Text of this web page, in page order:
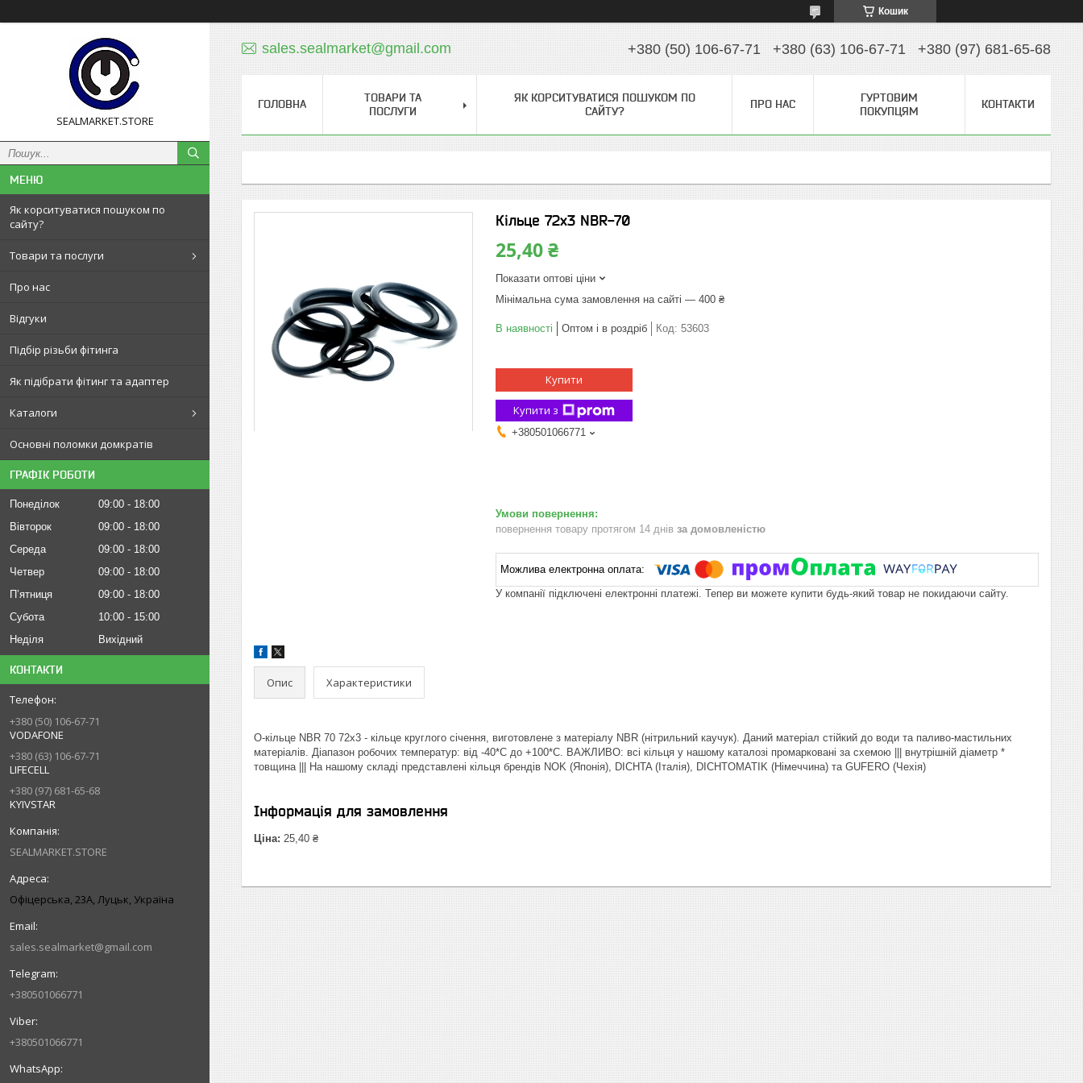
Кошик
SEALMARKET.STORE
Як корситуватися пошуком по
сайту?
Товари та послуги
Про нас
Відгуки
Підбір різьби фітинга
Як підібрати фітинг та адаптер
Каталоги
Основні поломки домкратів
ГРАФІК РОБОТИ
Понеділок 09:00
18:00
Вівторок
09:00
18:00
Середа
09:00
18:00
Четвер
09:00
18:00
Пʼятниця
09:00
18:00
Субота
10:00
15:00
Неділя
Вихідний
КОНТАКТИ
+380 (50) 106-67-71
VODAFONE
+380 (63) 106-67-71
LIFECELL
+380 (97) 681-65-68
KYIVSTAR
SEALMARKET.STORE
Офіцерська, 23А, Луцьк, Україна
sales.sealmarket@gmail.com
+380501066771
+380501066771
sales.sealmarket@gmail.com +380 (50) 106-67-71 +380 (63) 106-67-71 +380 (97) 681-65-68
ГОЛОВНА
ТОВАРИ ТА
ПОСЛУГИ
ЯК КОРСИТУВАТИСЯ ПОШУКОМ ПО
САЙТУ?
ПРО НАС
ГУРТОВИМ
ПОКУПЦЯМ
КОНТАКТИ
Кільце 72х3 NBR-70
25,40 ₴
Показати оптові ціни
Мінімальна сума замовлення на сайті — 400 ₴
В наявності Оптом і в роздріб Код: 53603
Купити
Купити з
+380501066771
повернення товару протягом 14 днів за домовленістю
У компанії підключені електронні платежі. Тепер ви можете купити будь-який товар не покидаючи сайту.
Опис Характеристики
О-кільце NBR 70 72х3 - кільце круглого січення, виготовлене з матеріалу NBR (нітрильний каучук). Даний матеріал стійкий до води та паливо-мастильних
матеріалів. Діапазон робочих температур: від -40*С до +100*С. ВАЖЛИВО: всі кільця у нашому каталозі промарковані за схемою ||| внутрішній діаметр *
товщина ||| На нашому складі представлені кільця брендів NOK (Японія), DICHTA (Італія), DICHTOMATIK (Німеччина) та GUFERO (Чехія)
Інформація для замовлення
Ціна: 25,40 ₴